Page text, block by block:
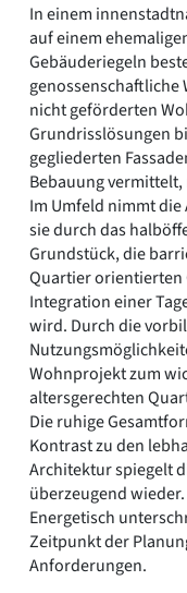
Vorromanik
Römische Antike
Über uns
Über baukunst-
Fachbeirat
Freunde &
Kontakt
Impressum
Datenschutz
Suchbegriff eingeben
In einem
auf einem
Gebäuderiegeln
nicht geförderten
Grundrisslösungen
gegliederten
Bebauung
Im Umfeld nimmt
sie durch das
Grundstück, die
Quartier orientierten
Integration einer
wird. Durch die
Wohnprojekt zum
altersgerechten
Die ruhige
Kontrast zu den
Architektur spiegelt
überzeugend wieder.
Energetisch
Zeitpunkt der
Anforderungen.